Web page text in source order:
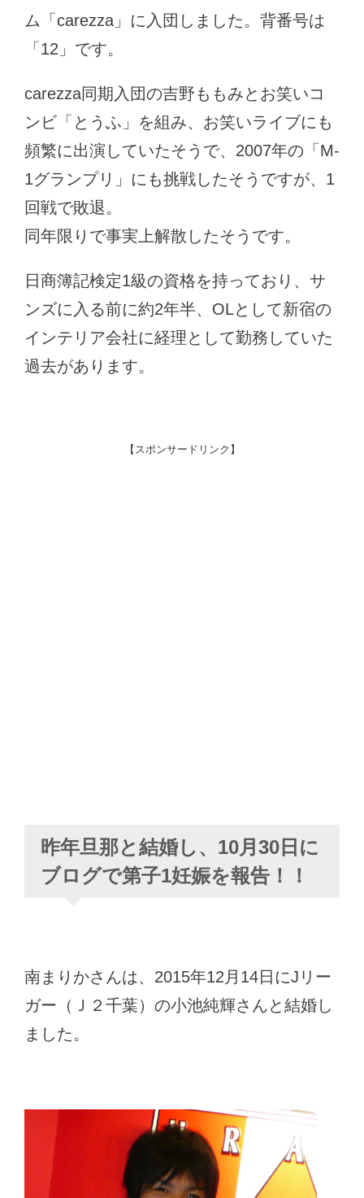
ム「carezza」に入団しました。背番号は
「12」です。
carezza同期入団の吉野ももみとお笑いコ
ンビ「とうふ」を組み、お笑いライブにも
頻繁に出演していたそうで、2007年の「M-
1グランプリ」にも挑戦したそうですが、1
回戦で敗退。
同年限りで事実上解散したそうです。
日商簿記検定1級の資格を持っており、サ
ンズに入る前に約2年半、OLとして新宿の
インテリア会社に経理として勤務していた
過去があります。
【スポンサードリンク】
昨年旦那と結婚し、10月30日に
ブログで第子1妊娠を報告！！
南まりかさんは、2015年12月14日にJリー
ガー（Ｊ２千葉）の小池純輝さんと結婚し
ました。